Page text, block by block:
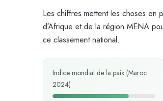
Les chiffres mettent les choses en
d’Afrique et de la région MENA
ce classement national.
Indice mondial de la paix (Maroc
2024)